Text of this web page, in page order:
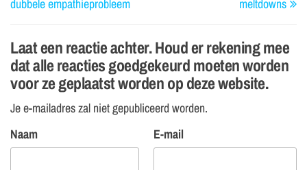
dubbele empathieprobleem
meltdowns
Laat een reactie achter. Houd er rekening mee
dat alle reacties goedgekeurd moeten worden
voor ze geplaatst worden op deze website.
Je e-mailadres zal niet gepubliceerd worden.
Naam
E-mail